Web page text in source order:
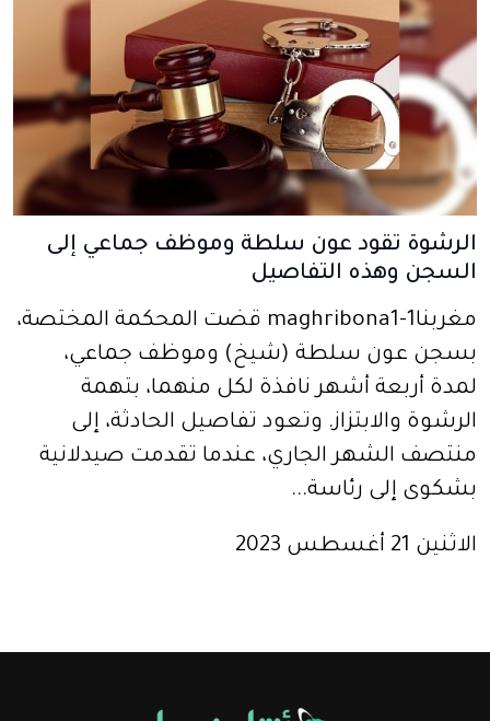
الرشوة تقود عون سلطة وموظف جماعي إلى
السجن وهذه التفاصيل
مغربنا1-maghribona1 قضت المحكمة المختصة،
بسجن عون سلطة (شيخ) وموظف جماعي،
لمدة أربعة أشهر نافذة لكل منهما، بتهمة
الرشوة والابتزاز. وتعود تفاصيل الحادثة، إلى
منتصف الشهر الجاري، عندما تقدمت صيدلانية
بشكوى إلى رئاسة...
الاثنين 21 أغسطس 2023